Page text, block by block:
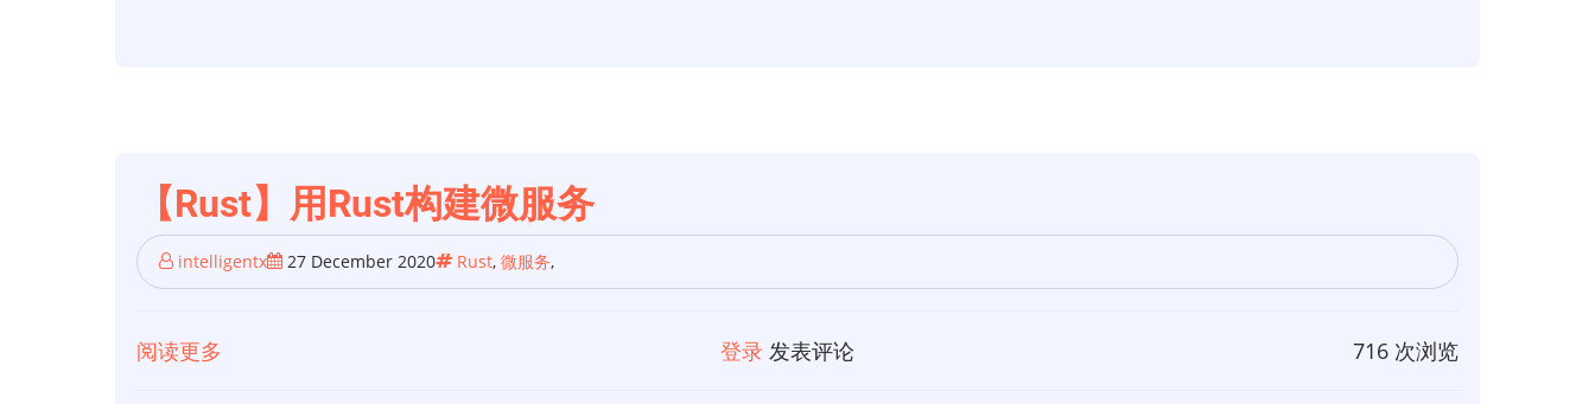
用
Rust
重
写
【Rust】用Rust构建微服务
intelligentx 27 December 2020 Rust, 微服务,
阅读更多 登录 发表评论 716 次浏览